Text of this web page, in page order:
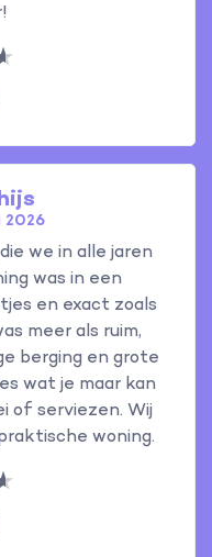
2026
we in alle jaren
was in een
en exact zoals
meer als ruim,
berging en grote
wat je maar kan
of serviezen. Wij
woning.